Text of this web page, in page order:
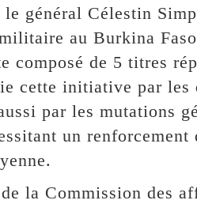
le général Célestin
au Burkina
composé de 5 titres
cette initiative par
par les mutations
un renforcement
la Commission des